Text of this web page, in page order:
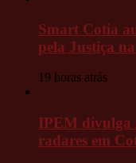
Smart Cotia
pela Justiça
19 horas atrás
IPEM divulga
radares em